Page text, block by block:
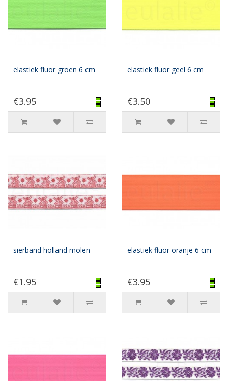
elastiek fluor groen 6 cm
€3.95
elastiek fluor geel 6 cm
€3.50
sierband holland molen
€1.95
elastiek fluor oranje 6 cm
€3.95